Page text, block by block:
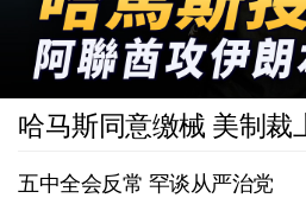
哈马斯同意缴械 美制裁
五中全会反常 罕谈从严治党